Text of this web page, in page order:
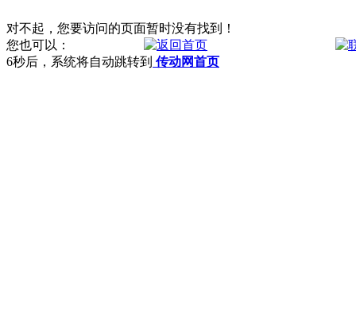
对不起，您要访问的页面暂时没有找到！
您也可以：
6秒后，系统将自动跳转到 传动网首页